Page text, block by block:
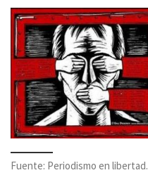
Fuente: Periodismo en libertad.